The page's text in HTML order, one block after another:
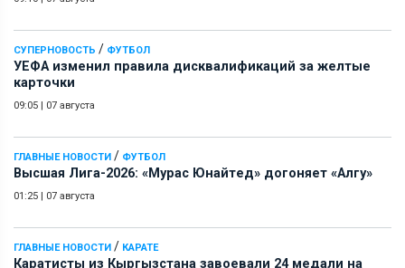
СУПЕРНОВОСТЬ / ФУТБОЛ
УЕФА изменил правила дисквалификаций за желтые
карточки
09:05 | 07 августа
ГЛАВНЫЕ НОВОСТИ / ФУТБОЛ
Высшая Лига-2026: «Мурас Юнайтед» догоняет «Алгу»
01:25 | 07 августа
ГЛАВНЫЕ НОВОСТИ / КАРАТЕ
Каратисты из Кыргызстана завоевали 24 медали на